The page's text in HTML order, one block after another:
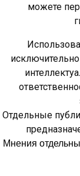
можете
Отдельные
Мнения